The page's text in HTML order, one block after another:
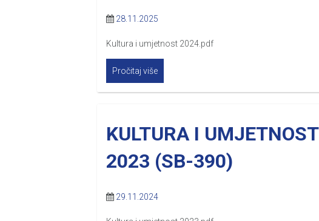
28.11.2025
Kultura i umjetnost 2024.pdf
Pročitaj više
KULTURA I UMJETNOST
2023 (SB-390)
29.11.2024